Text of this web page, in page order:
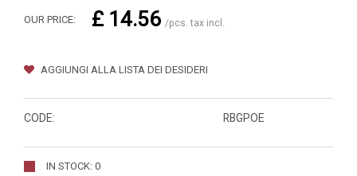
OUR PRICE: £ 14.56 /pcs. tax incl.
AGGIUNGI ALLA LISTA DEI DESIDERI
CODE: RBGPOE
IN STOCK: 0